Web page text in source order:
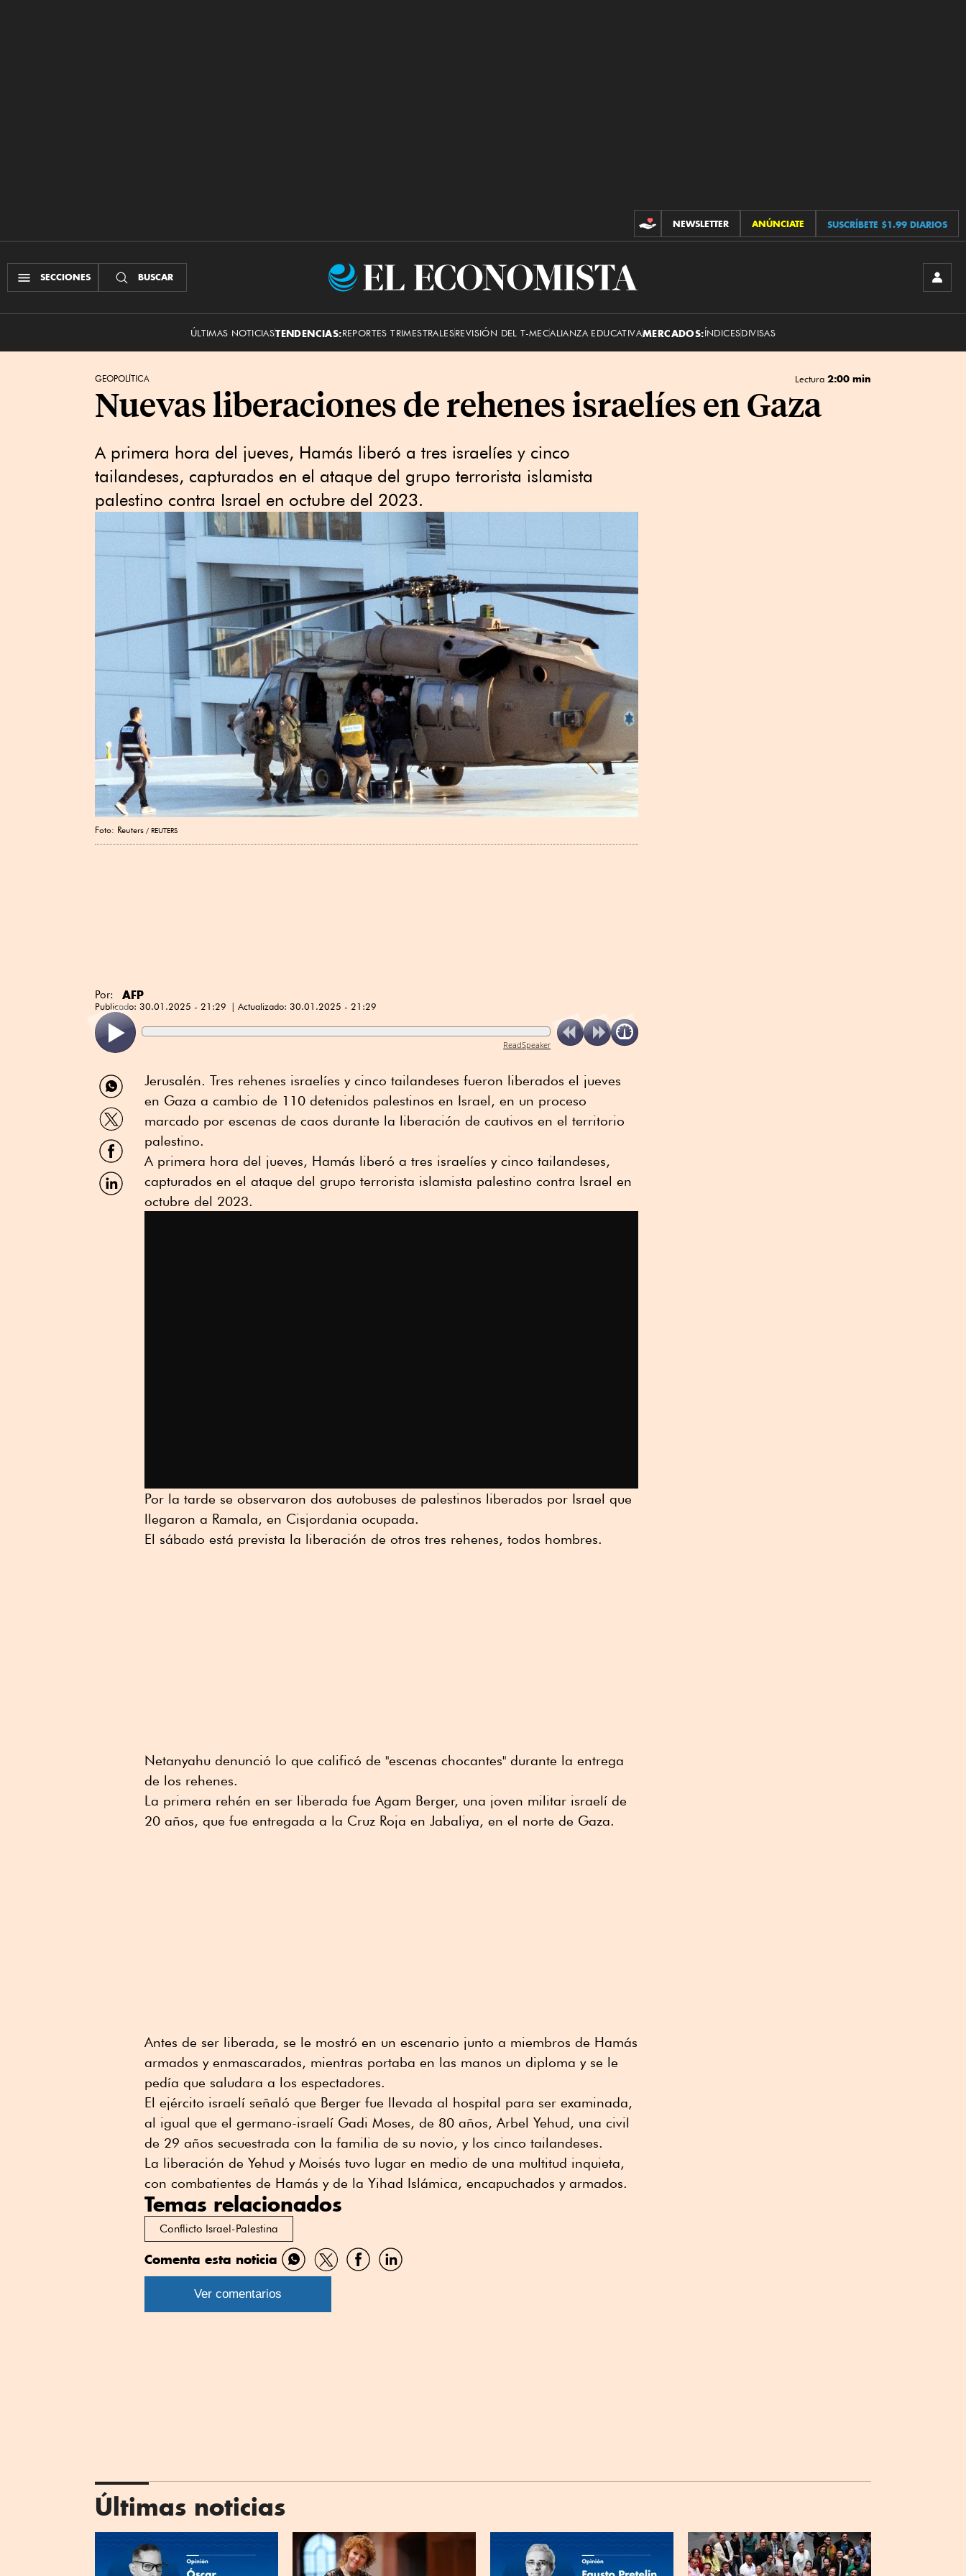
CONTRIBUCIONES
NEWSLETTER ANÚNCIATE SUSCRÍBETE $1.99 DIARIOS
SECCIONES BUSCAR
El
ÚLTIMAS NOTICIASTENDENCIAS:REPORTES TRIMESTRALESREVISIÓN DEL T-MECALIANZA EDUCATIVAMERCADOS:ÍNDICESDIVISAS
GEOPOLÍTICA Lectura 2:00 min
Nuevas liberaciones de rehenes israelíes en Gaza
A primera hora del jueves, Hamás liberó a tres israelíes y cinco
tailandeses, capturados en el ataque del grupo terrorista islamista
palestino contra Israel en octubre del 2023.
Foto: Reuters REUTERS
Por: AFP
Publicado: 30.01.2025 - 21:29 Actualizado: 30.01.2025 - 21:29
ReadSpeaker
Compartir
por
WhatsApp
Compartir
por
Twitter
Compartir
por
Facebook
Compartir
por
Jerusalén. Tres rehenes israelíes y cinco tailandeses fueron liberados el jueves
en Gaza a cambio de 110 detenidos palestinos en Israel, en un proceso
marcado por escenas de caos durante la liberación de cautivos en el territorio
palestino.
A primera hora del jueves, Hamás liberó a tres israelíes y cinco tailandeses,
capturados en el ataque del grupo terrorista islamista palestino contra Israel en
octubre del 2023.
Por la tarde se observaron dos autobuses de palestinos liberados por Israel que
llegaron a Ramala, en Cisjordania ocupada.
El sábado está prevista la liberación de otros tres rehenes, todos hombres.
Netanyahu denunció lo que calificó de "escenas chocantes" durante la entrega
de los rehenes.
La primera rehén en ser liberada fue Agam Berger, una joven militar israelí de
20 años, que fue entregada a la Cruz Roja en Jabaliya, en el norte de Gaza.
Antes de ser liberada, se le mostró en un escenario junto a miembros de Hamás
armados y enmascarados, mientras portaba en las manos un diploma y se le
pedía que saludara a los espectadores.
El ejército israelí señaló que Berger fue llevada al hospital para ser examinada,
al igual que el germano-israelí Gadi Moses, de 80 años, Arbel Yehud, una civil
de 29 años secuestrada con la familia de su novio, y los cinco tailandeses.
La liberación de Yehud y Moisés tuvo lugar en medio de una multitud inquieta,
con combatientes de Hamás y de la Yihad Islámica, encapuchados y armados.
Temas relacionados
Conflicto Israel-Palestina
Comenta esta noticia
Compartir
por
Compartir
por
CompartirCompartir
Ver comentarios
Últimas noticias